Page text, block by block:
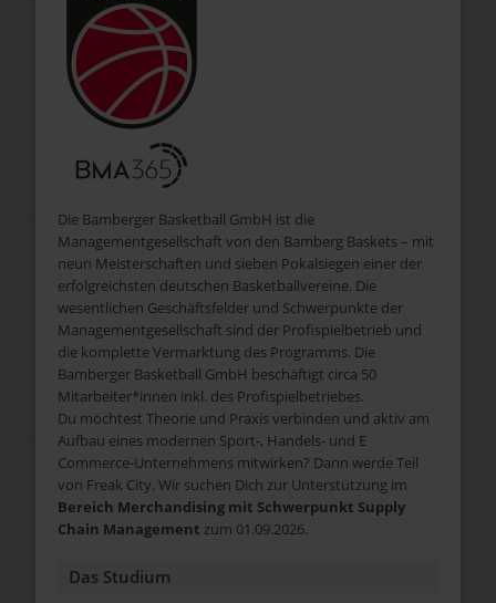
Die Bamberger Basketball GmbH ist die
Managementgesellschaft von den Bamberg Baskets – mit
neun Meisterschaften und sieben Pokalsiegen einer der
erfolgreichsten deutschen Basketballvereine. Die
wesentlichen Geschäftsfelder und Schwerpunkte der
Managementgesellschaft sind der Profispielbetrieb und
die komplette Vermarktung des Programms. Die
Bamberger Basketball GmbH beschäftigt circa 50
Mitarbeiter*innen inkl. des Profispielbetriebes.
Du möchtest Theorie und Praxis verbinden und aktiv am
Aufbau eines modernen Sport-, Handels- und E
Commerce-Unternehmens mitwirken? Dann werde Teil
von Freak City. Wir suchen Dich zur Unterstützung im
Bereich Merchandising mit Schwerpunkt Supply
Chain Management zum 01.09.2026.
Das Studium